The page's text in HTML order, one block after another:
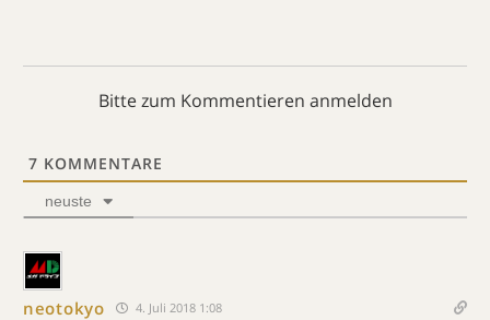
Bitte zum Kommentieren anmelden
7 KOMMENTARE
neuste
neotokyo 4. Juli 2018 1:08